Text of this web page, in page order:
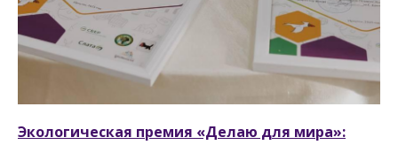
Экологическая премия «Делаю для мира»: